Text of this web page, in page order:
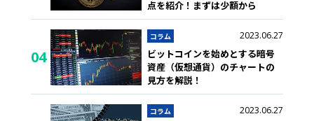
点を紹介！まずは少額から
04
コラム 2023.06.27
ビットコインを始めとする暗号
資産（仮想通貨）のチャートの
見方を解説！
コラム 2023.06.27